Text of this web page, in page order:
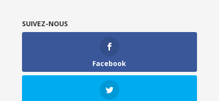
SUIVEZ-NOUS
Facebook